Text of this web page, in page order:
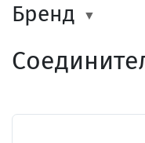
Бренд